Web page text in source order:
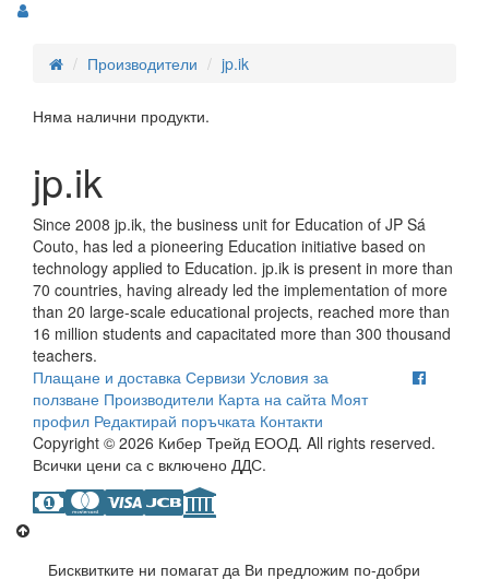
Производители jp.ik
Няма налични продукти.
jp.ik
Since 2008 jp.ik, the business unit for Education of JP Sá
Couto, has led a pioneering Education initiative based on
technology applied to Education. jp.ik is present in more than
70 countries, having already led the implementation of more
than 20 large-scale educational projects, reached more than
16 million students and capacitated more than 300 thousand
teachers.
Плащане и доставка Сервизи Условия за
ползване Производители Карта на сайта Моят
профил Редактирай поръчката Контакти
Copyright © 2026 Кибер Трейд ЕООД. All rights reserved.
Всички цени са с включено ДДС.
Бисквитките ни помагат да Ви предложим по-добри